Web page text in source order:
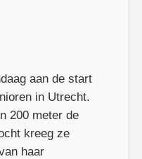
aan de start
in Utrecht.
200 meter de
kreeg ze
haar